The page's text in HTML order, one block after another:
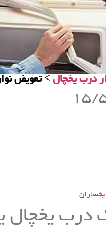
درب یخچال > تعویض
درب یخچال